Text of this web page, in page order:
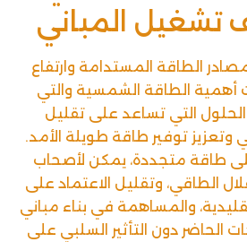
تشغيل المباني
الطاقة المستدامة وارتفاع
أهمية الطاقة الشمسية والتي
التي تساعد على تقليل
وتعزيز توفير طاقة طويلة الأمد.
طاقة متجددة، يمكن لأصحاب
الطاقي، وتقليل الاعتماد على
والمساهمة في بناء مباني
الحاضر دون التأثير السلبي على